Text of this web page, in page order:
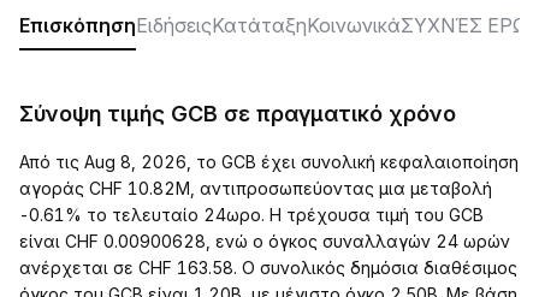
ΕπισκόπησηΕιδήσειςΚατάταξηΚοινωνικάΣΥΧΝΈΣ
Σύνοψη τιμής GCB σε πραγματικό χρόνο
Από τις Aug 8, 2026, το GCB έχει συνολική κεφαλαιοποίηση
αγοράς CHF 10.82M, αντιπροσωπεύοντας μια μεταβολή
-0.61% το τελευταίο 24ωρο. Η τρέχουσα τιμή του GCB
είναι CHF 0.00900628, ενώ ο όγκος συναλλαγών 24 ωρών
ανέρχεται σε CHF 163.58. Ο συνολικός δημόσια διαθέσιμος